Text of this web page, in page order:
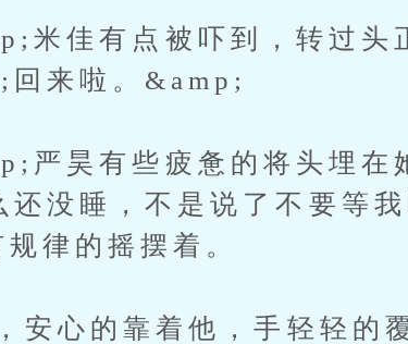
佳有点被吓到，转过头
回来啦。&amp;
昊有些疲惫的将头埋在
没睡，不是说了不要等
律的摇摆着。
心的靠着他，手轻轻的